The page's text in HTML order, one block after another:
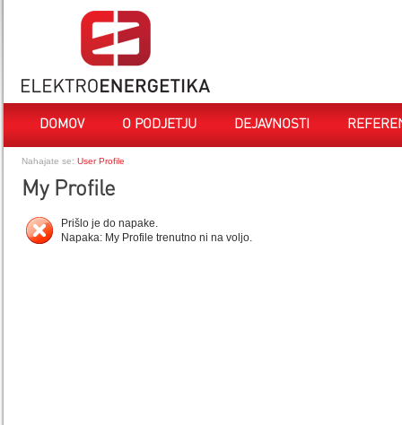
DOMOV O PODJETJU DEJAVNOSTI
Nahajate se: User Profile
My Profile
Prišlo je do napake.
Napaka: My Profile trenutno ni na voljo.